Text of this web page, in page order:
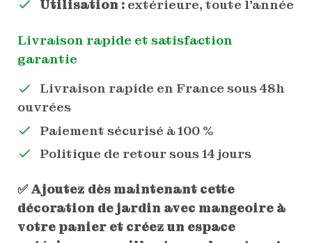
Utilisation : extérieure, toute l’année
Livraison rapide et satisfaction
garantie
Livraison rapide en France sous 48h
ouvrées
Paiement sécurisé à 100 %
Politique de retour sous 14 jours
✅ Ajoutez dès maintenant cette
décoration de jardin avec mangeoire à
votre panier et créez un espace